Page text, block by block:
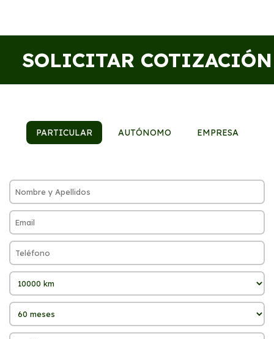
SOLICITAR COTIZACIÓN
PARTICULAR AUTÓNOMO EMPRESA